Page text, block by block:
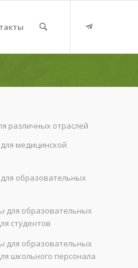
различных отраслей
медицинской
образовательных
для образовательных
студентов
для образовательных
школьного персонала